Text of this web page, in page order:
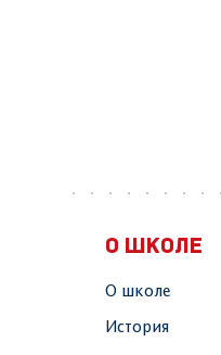
О ШКОЛЕ
О школе
История